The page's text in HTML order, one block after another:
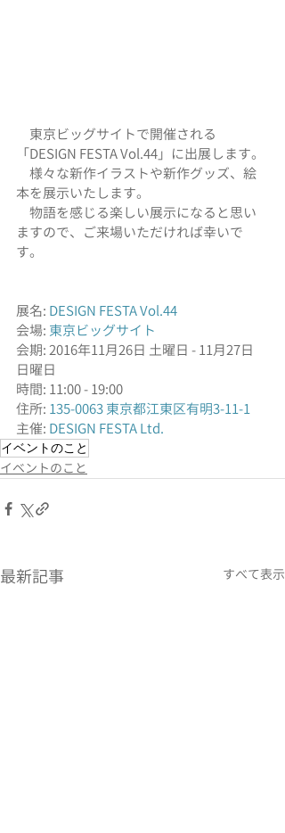
東京ビッグサイトで開催される
「DESIGN FESTA Vol.44」に出展します。
様々な新作イラストや新作グッズ、絵
本を展示いたします。
物語を感じる楽しい展示になると思い
ますので、ご来場いただければ幸いで
す。
展名: DESIGN FESTA Vol.44
会場: 東京ビッグサイト
会期: 2016年11月26日 土曜日 - 11月27日
日曜日
時間: 11:00 - 19:00
住所: 135-0063 東京都江東区有明3-11-1
主催: DESIGN FESTA Ltd.
イベントのこと
イベントのこと
最新記事 すべて表示